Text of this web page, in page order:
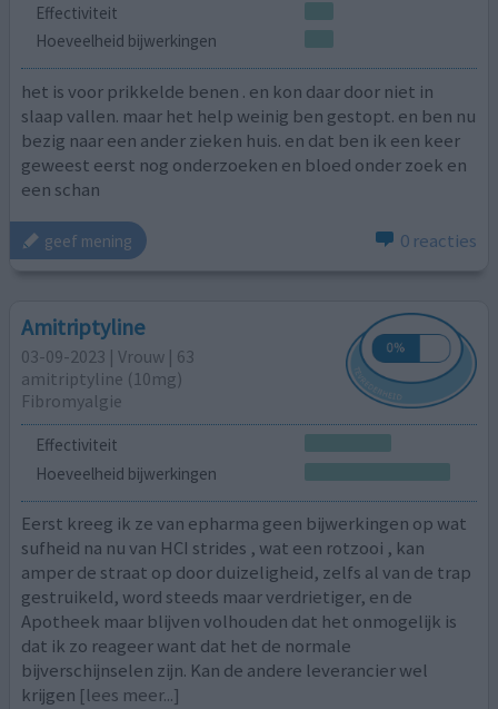
Effectiviteit
Hoeveelheid bijwerkingen
het is voor prikkelde benen . en kon daar door niet in
slaap vallen. maar het help weinig ben gestopt. en ben nu
bezig naar een ander zieken huis. en dat ben ik een keer
geweest eerst nog onderzoeken en bloed onder zoek en
een schan
geef mening 0 reacties
Amitriptyline
03-09-2023 | Vrouw | 63
amitriptyline (10mg)
Fibromyalgie
Effectiviteit
Hoeveelheid bijwerkingen
Eerst kreeg ik ze van epharma geen bijwerkingen op wat
sufheid na nu van HCI strides , wat een rotzooi , kan
amper de straat op door duizeligheid, zelfs al van de trap
gestruikeld, word steeds maar verdrietiger, en de
Apotheek maar blijven volhouden dat het onmogelijk is
dat ik zo reageer want dat het de normale
bijverschijnselen zijn. Kan de andere leverancier wel
krijgen [lees meer...]